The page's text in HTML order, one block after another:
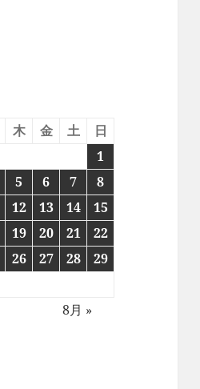
木 金 土
日
1
5 6 7
8
12 13 14
15
19 20 21
22
26 27 28
29
8月 »